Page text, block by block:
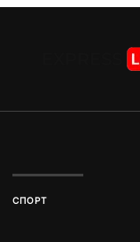
СПОРТ